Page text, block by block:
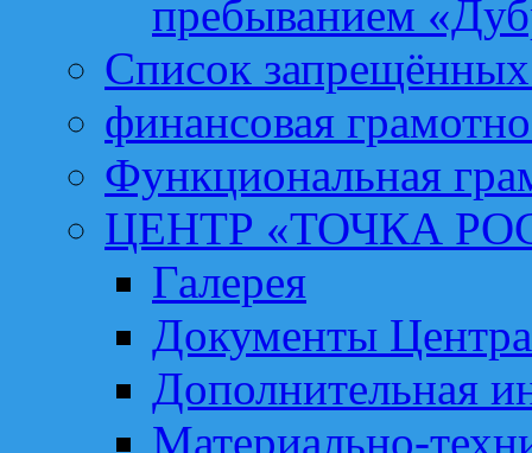
пребыванием
Список запрещённых
финансовая
Функциональная
ЦЕНТР «ТОЧКА
Галерея
Документы
Дополнительная
Материально-